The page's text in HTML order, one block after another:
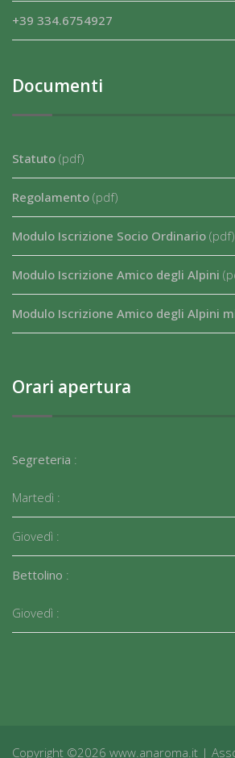
+39 334.6754927
Documenti
Statuto (pdf)
Regolamento (pdf)
Modulo Iscrizione Socio Ordinario (pdf)
Modulo Iscrizione Amico degli Alpini
Modulo Iscrizione Amico degli Alpini
Orari apertura
Segreteria :
Martedì :
Giovedì :
Bettolino :
Giovedì :
Copyright ©2026 www.anaroma.it |